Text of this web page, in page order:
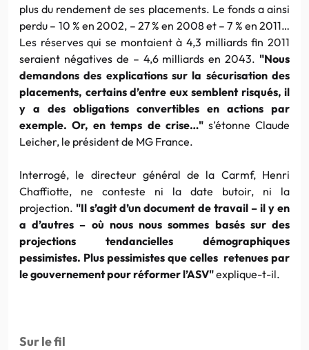
plus du rendement de ses placements. Le fonds a ainsi
perdu – 10 % en 2002, – 27 % en 2008 et – 7 % en 2011…
Les réserves qui se montaient à 4,3 milliards fin 2011
seraient négatives de – 4,6 milliards en 2043. "Nous
demandons des explications sur la sécurisation des
placements, certains d’entre eux semblent risqués, il
y a des obligations convertibles en actions par
exemple. Or, en temps de crise…" s’étonne Claude
Leicher, le président de MG France.
Interrogé, le directeur général de la Carmf, Henri
Chaffiotte, ne conteste ni la date butoir, ni la
projection. "Il s’agit d’un document de travail – il y en
a d’autres – où nous nous sommes basés sur des
projections tendancielles démographiques
pessimistes. Plus pessimistes que celles retenues par
le gouvernement pour réformer l’ASV"explique-t-il.
Sur le fil